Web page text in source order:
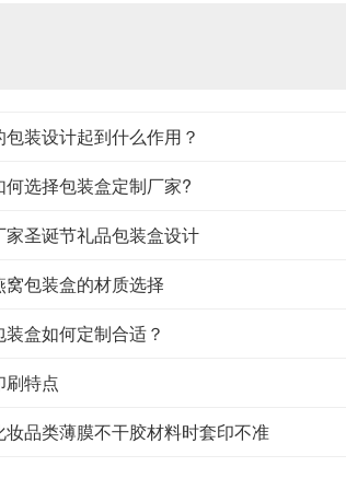
装设计起到什么作用？
选择包装盒定制厂家?
圣诞节礼品包装盒设计
包装盒的材质选择
盒如何定制合适？
刷特点
品类薄膜不干胶材料时套印不准